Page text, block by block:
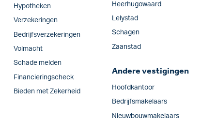
Hypotheken
Verzekeringen
Bedrijfs­verzekeringen
Volmacht
Schade melden
Financieringscheck
Bieden met Zekerheid
Heerhugowaard
Lelystad
Schagen
Zaanstad
Andere vestigingen
Hoofdkantoor
Bedrijfsmakelaars
Nieuwbouwmakelaars